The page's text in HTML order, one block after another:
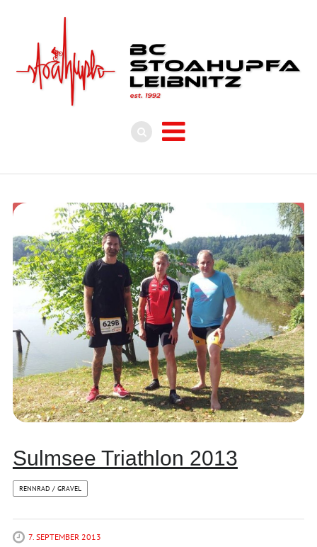
Sulmsee Triathlon 2013
RENNRAD / GRAVEL
7. SEPTEMBER 2013